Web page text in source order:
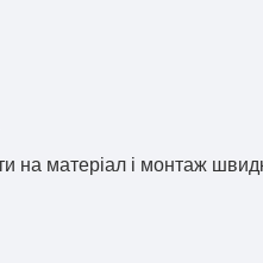
на матеріал і монтаж